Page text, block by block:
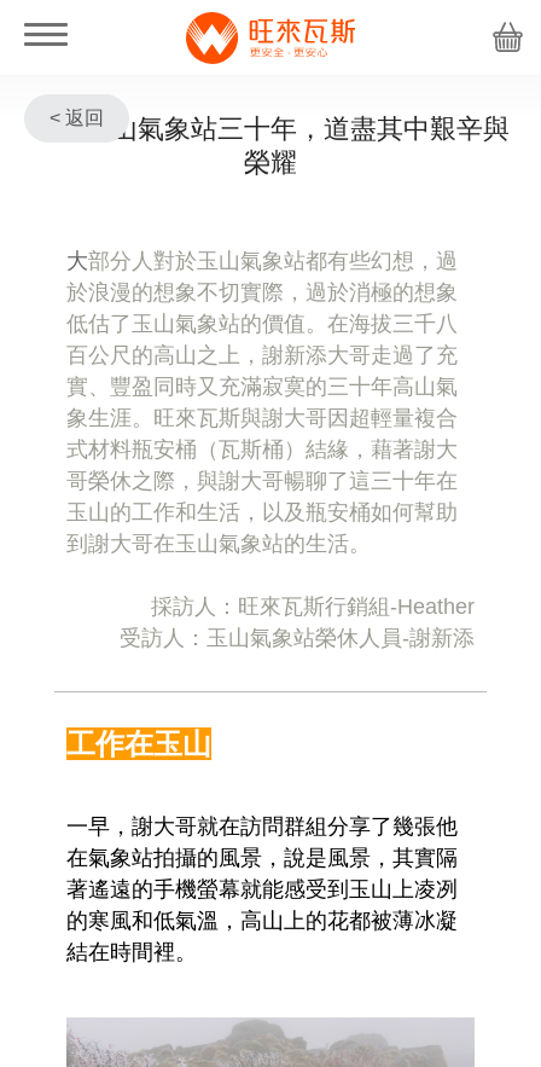
守護玉山氣象站三十年，道盡其中艱辛與
榮耀
大部分人對於玉山氣象站都有些幻想，過
於浪漫的想象不切實際，過於消極的想象
低估了玉山氣象站的價值。在海拔三千八
百公尺的高山之上，謝新添大哥走過了充
實、豐盈同時又充滿寂寞的三十年高山氣
象生涯。旺來瓦斯與謝大哥因超輕量複合
式材料瓶安桶（瓦斯桶）結緣，藉著謝大
哥榮休之際，與謝大哥暢聊了這三十年在
玉山的工作和生活，以及瓶安桶如何幫助
到謝大哥在玉山氣象站的生活。
採訪人：旺來瓦斯行銷組-Heather
受訪人：玉山氣象站榮休人員-謝新添
工作在玉山
一早，謝大哥就在訪問群組分享了幾張他
在氣象站拍攝的風景，說是風景，其實隔
著遙遠的手機螢幕就能感受到玉山上凌冽
的寒風和低氣溫，高山上的花都被薄冰凝
結在時間裡。
< 返回